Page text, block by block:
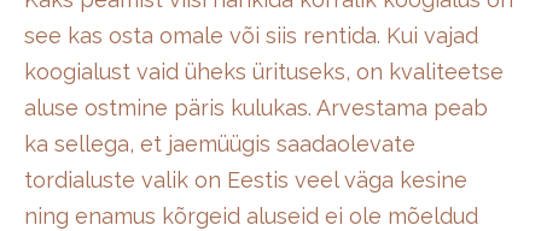
see kas osta omale või siis rentida. Kui vajad
koogialust vaid üheks ürituseks, on kvaliteetse
aluse ostmine päris kulukas. Arvestama peab
ka sellega, et jaemüügis saadaolevate
tordialuste valik on Eestis veel väga kesine
ning enamus kõrgeid aluseid ei ole mõeldud